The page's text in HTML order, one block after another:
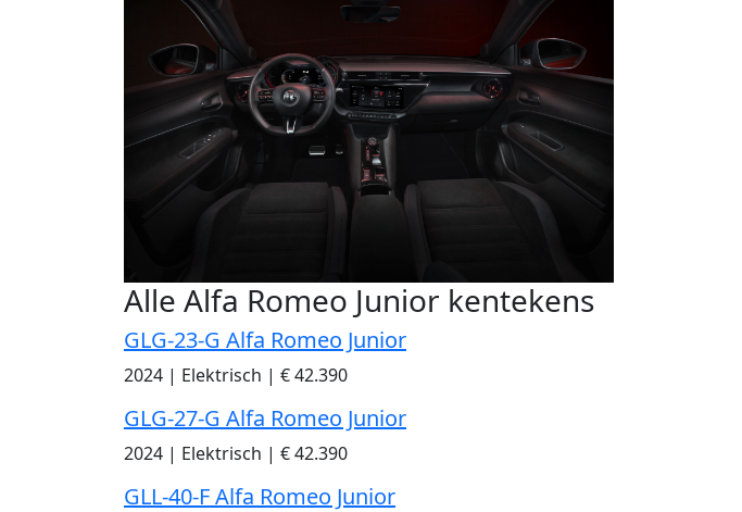
Alle Alfa Romeo Junior kentekens
GLG-23-G Alfa Romeo Junior
2024 | Elektrisch | € 42.390
GLG-27-G Alfa Romeo Junior
2024 | Elektrisch | € 42.390
GLL-40-F Alfa Romeo Junior